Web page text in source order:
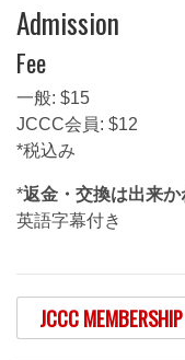
Admission
Fee
一般: $15
JCCC会員: $12
*税込み
*返金・交換は出来か
英語字幕付き
JCCC MEMBERSHIP